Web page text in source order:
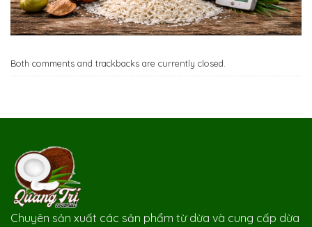
Both comments and trackbacks are currently closed.
Chuyên sản xuất các sản phẩm từ dừa và cung cấp dừa